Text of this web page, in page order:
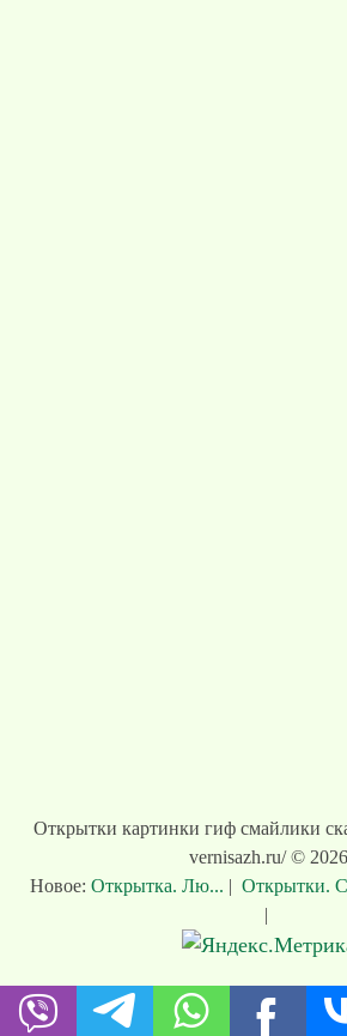
Открытки картинки гиф смайлики
vernisazh.ru/ © 2026
Новое: Открытка. Лю... | Открытки.
|